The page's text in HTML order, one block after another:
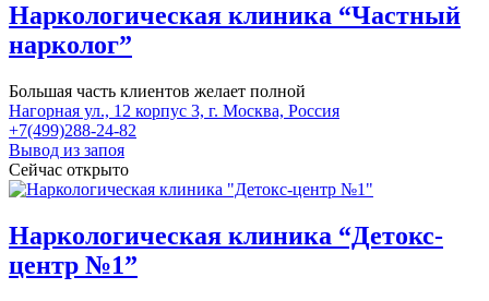
Наркологическая клиника “Частный
нарколог”
Большая часть клиентов желает полной
Нагорная ул., 12 корпус 3, г. Москва, Россия
+7(499)288-24-82
Вывод из запоя
Сейчас открыто
Наркологическая клиника “Детокс-
центр №1”